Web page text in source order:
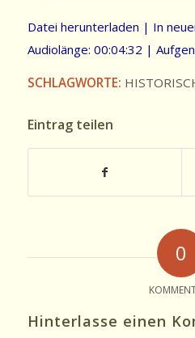
Datei herunterladen | In
Audiolänge: 00:04:32 |
SCHLAGWORTE:
Eintrag teilen
0
Hinterlasse einen